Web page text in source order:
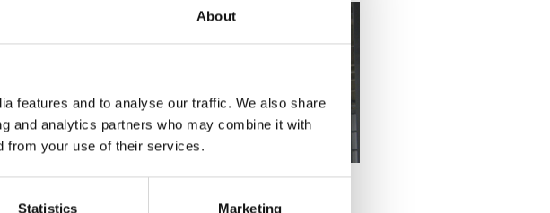
About
features and to analyse our traffic. We also share
and analytics partners who may combine it with
from your use of their services.
Statistics Marketing